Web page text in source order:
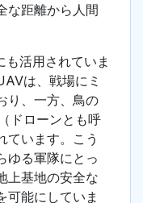
な距離から人間
活用されていま
は、戦場にミ
り、一方、鳥の
ドローンとも呼
ています。こう
ゆる軍隊にとっ
上基地の安全な
可能にしていま